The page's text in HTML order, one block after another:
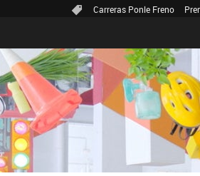
Carreras Ponle Freno